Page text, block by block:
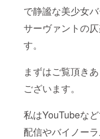
で静謐な美少女
サーヴァントの
す。
まずはご覧頂き
ございます。
私はYouTubeな
配信やバイノー